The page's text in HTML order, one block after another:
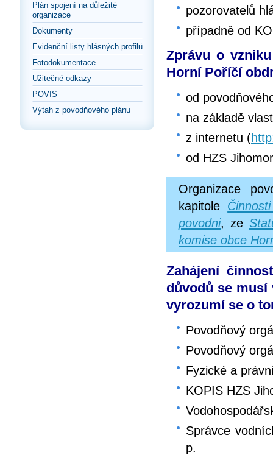
Plán spojení na důležité
organizace
Dokumenty
Evidenční listy hlásných profilů
Fotodokumentace
Užitečné odkazy
POVIS
Výtah z povodňového plánu
pozorovatelů
případně od
Zprávu o
Horní Poříčí
od
na základě
z internetu (
od HZS
Organizace
kapitole
povodni, ze
komise obce
Zahájení
důvodů se musí
vyrozumí se o
Povodňový
Povodňový
Fyzické a
KOPIS HZS
Správce
p.